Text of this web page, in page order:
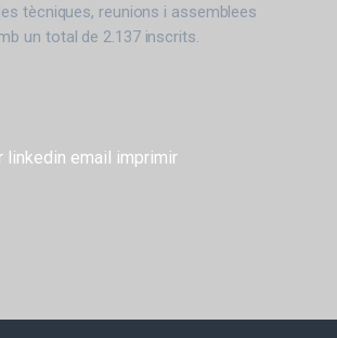
tècniques, reunions i assemblees
un total de 2.137 inscrits.
linkedin email imprimir